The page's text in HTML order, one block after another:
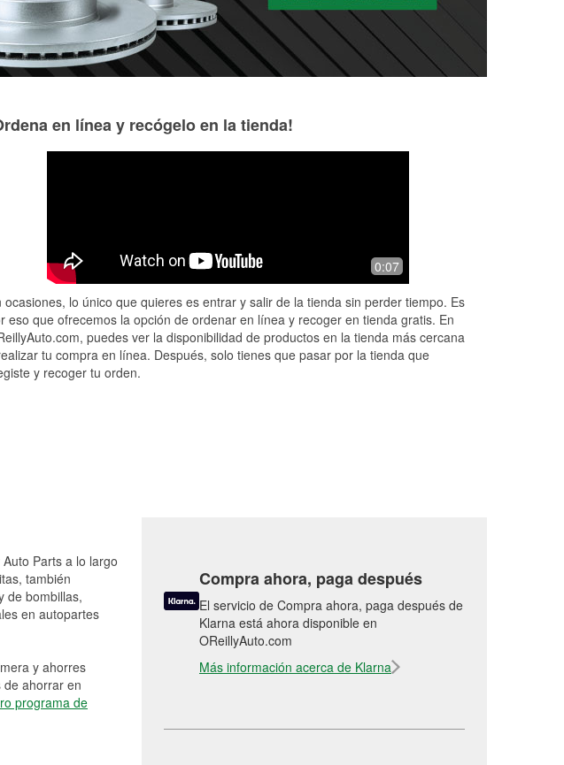
by Oriellys in Cape
Mo and bout a set of wiper
on Bosch blades of buy one get
...Read More
Incredibly helpful! I will not go to any
other parts store in Cape. Sean and
and were even crawling under...
Read More
helped me see
en línea y recógelo en la tienda!
0:07
ocasiones, lo único que quieres es entrar y salir de la tienda sin perder tiempo. Es
eso que ofrecemos la opción de ordenar en línea y recoger en tienda gratis. En
puedes ver la disponibilidad de productos en la tienda más cercana
tu compra en línea. Después, solo tienes que pasar por la tienda que
y recoger tu orden.
Parts a lo largo
también
de bombillas,
en autopartes
y ahorres
ahorrar en
programa de
Compra ahora, paga después
El servicio de Compra ahora, paga después de
Klarna está ahora disponible en
OReillyAuto.com
Más información acerca de Klarna